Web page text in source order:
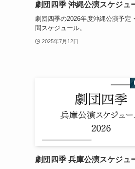
劇団四季 沖縄公演スケジュ
劇団四季の2026年度沖縄公演予定
間スケジュール。
2025年7月12日
劇団四季 兵庫公演スケジュ